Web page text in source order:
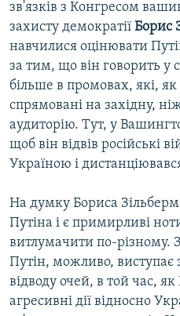
зв'язків з Конгресом
захисту демократії Борис
навчилися оцінювати
за тим, що він говорить у
більше в промовах, які,
спрямовані на західну,
аудиторію. Тут, у
щоб він відвів російські
Україною і
На думку Бориса
Путіна і є примирливі
витлумачити по-різному.
Путін, можливо,
відводу очей, в той час, як
агресивні дії відносно